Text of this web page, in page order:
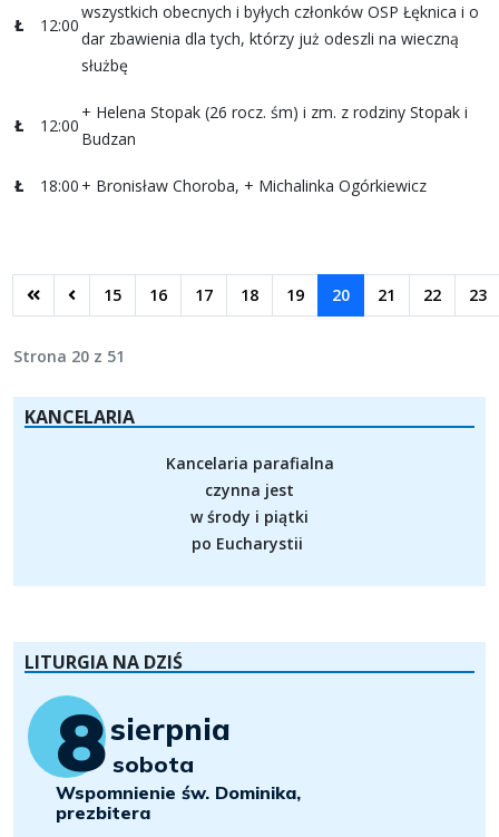
Ł 12:00
wszystkich obecnych i byłych członków OSP Łęknica i o
dar zbawienia dla tych, którzy już odeszli na wieczną
służbę
Ł 12:00
+ Helena Stopak (26 rocz. śm) i zm. z rodziny Stopak i
Budzan
Ł 18:00 + Bronisław Choroba, + Michalinka Ogórkiewicz
15 16 17 18 19 20 21 22 23
Strona 20 z 51
KANCELARIA
Kancelaria parafialna
czynna jest
w środy i piątki
po Eucharystii
LITURGIA NA DZIŚ